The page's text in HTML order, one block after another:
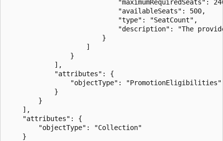
"maximumRequiredSeats":
                            "availableSeats": 500,
                            "type": "SeatCount",
"description": "The
                        }
                    ]
                }
            ],
            "attributes": {
                "objectType": "PromotionEligibilities"
            }
        }
    ],
    "attributes": {
        "objectType": "Collection"
    }